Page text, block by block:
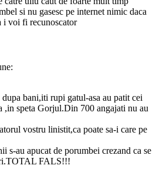
si nu gasesc pe internet nimic daca
i voi fi recunoscator
bani,iti rupi gatul-asa au patit cei
,in speta Gorjul.Din 700 angajati nu au
vostru linistit,ca poate sa-i care pe
s-au apucat de porumbei crezand ca se
FALS!!!